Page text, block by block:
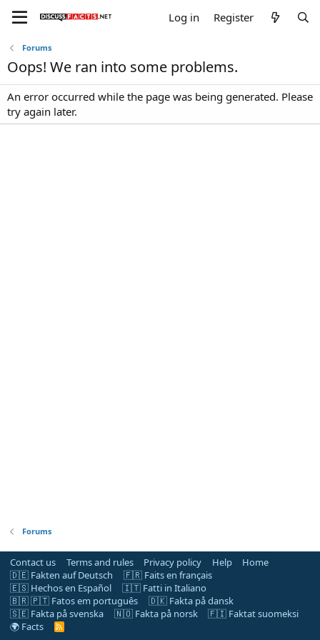
Log in Register
Forums
Oops! We ran into some problems.
An error occurred while the page was being generated. Please
try again later.
Forums
Contact us Terms and rules Privacy policy Help
Home
🇩🇪 Fakten auf Deutsch
🇫🇷 Faits en français
🇪🇸 Hechos en Español
🇮🇹 Fatti in Italiano
🇧🇷 🇵🇹 Fatos em português
🇩🇰 Fakta på dansk
🇸🇪 Fakta på svenska
🇳🇴 Fakta på norsk
🇫🇮 Faktat suomeksi
🌍 Facts
R